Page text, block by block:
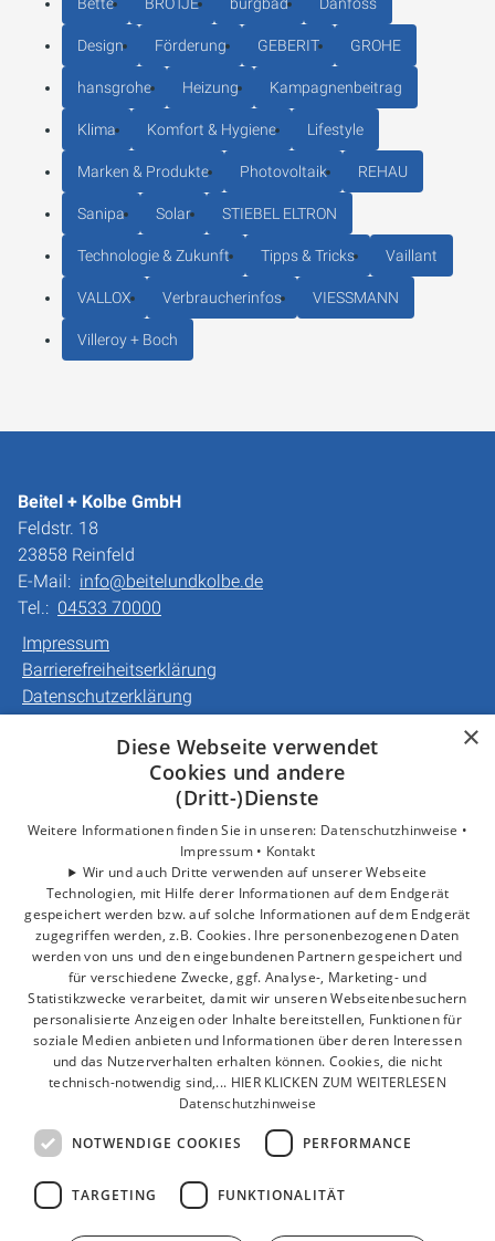
Bette BRÖTJE burgbad Danfoss
Design Förderung GEBERIT GROHE
hansgrohe Heizung Kampagnenbeitrag
Klima Komfort & Hygiene Lifestyle
Marken & Produkte Photovoltaik REHAU
Sanipa Solar STIEBEL ELTRON
Technologie & Zukunft Tipps & Tricks Vaillant
VALLOX Verbraucherinfos VIESSMANN
Villeroy + Boch
Beitel + Kolbe GmbH
Feldstr. 18
23858 Reinfeld
E-Mail: info@beitelundkolbe.de
Tel.: 04533 70000
Impressum
Barrierefreiheitserklärung
Datenschutzerklärung
Gewerbekunden
Unternehmen
Kontakt
×
Diese Webseite verwendet
Cookies und andere
(Dritt-)Dienste
Weitere Informationen finden Sie in unseren: Datenschutzhinweise •
Impressum • Kontakt
Wir und auch Dritte verwenden auf unserer Webseite
Technologien, mit Hilfe derer Informationen auf dem Endgerät
gespeichert werden bzw. auf solche Informationen auf dem Endgerät
zugegriffen werden, z.B. Cookies. Ihre personenbezogenen Daten
werden von uns und den eingebundenen Partnern gespeichert und
für verschiedene Zwecke, ggf. Analyse-, Marketing- und
Statistikzwecke verarbeitet, damit wir unseren Webseitenbesuchern
personalisierte Anzeigen oder Inhalte bereitstellen, Funktionen für
soziale Medien anbieten und Informationen über deren Interessen
und das Nutzerverhalten erhalten können. Cookies, die nicht
technisch-notwendig sind,... HIER KLICKEN ZUM WEITERLESEN
Datenschutzhinweise
NOTWENDIGE COOKIES PERFORMANCE
TARGETING FUNKTIONALITÄT